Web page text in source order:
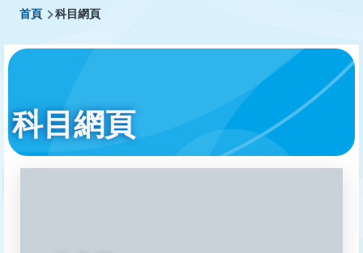
導
航
連
首頁 科目網頁
科目網頁